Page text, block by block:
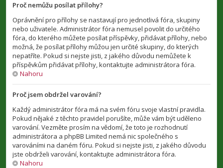
Proč nemůžu posílat přílohy?
Oprávnění pro přílohy se nastavují pro jednotlivá fóra, skupiny
nebo uživatele. Administrátor fóra nemusel povolit do určitého
fóra, do kterého můžete posílat příspěvky, přidávat přílohy, nebo
možná, že posílat přílohy můžou jen určité skupiny, do kterých
nepatříte. Pokud si nejste jisti, z jakého důvodu nemůžete k
příspěvkům přidávat přílohy, kontaktujte administrátora fóra.
Nahoru
Proč jsem obdržel varování?
Každý administrátor fóra má na svém fóru svoje vlastní pravidla.
Pokud nějaké z těchto pravidel porušíte, může vám být uděleno
varování. Vezměte prosím na vědomí, že toto je rozhodnutí
administrátora a phpBB Limited nemá nic společného s
varováními na daném fóru. Pokud si nejste jisti, z jakého důvodu
jste obdrželi varování, kontaktujte administrátora fóra.
Nahoru